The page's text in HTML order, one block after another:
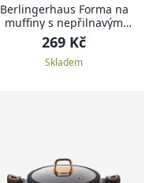
Berlingerhaus Forma na
muffiny s nepřilnavým
povrchem 12 ks zlatá
269 Kč
Skladem